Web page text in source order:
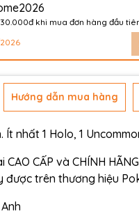
khi mua đơn hàng đầu
Hướng dẫn mua hàng
nhất 1 Holo, 1
CAO CẤP và CHÍNH
được trên thương hiệu